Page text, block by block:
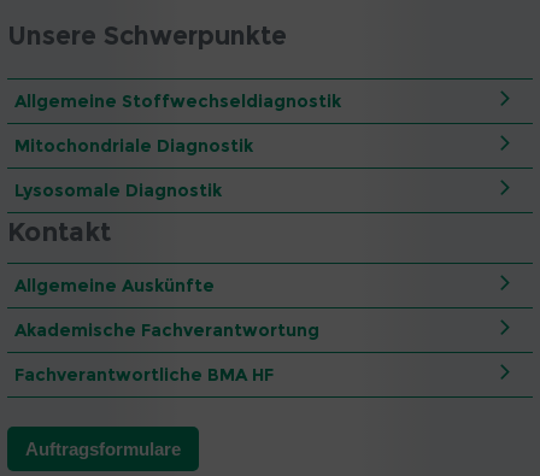
Unsere Schwerpunkte
Allgemeine Stoffwechseldiagnostik
Mitochondriale Diagnostik
Lysosomale Diagnostik
Kontakt
Allgemeine Auskünfte
Akademische Fachverantwortung
Fachverantwortliche BMA HF
Auftragsformulare